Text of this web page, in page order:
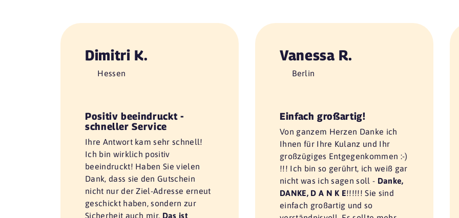
Dimitri K.
Hessen
Positiv beeindruckt -
schneller Service
Ihre Antwort kam sehr schnell!
Ich bin wirklich positiv
beeindruckt! Haben Sie vielen
Dank, dass sie den Gutschein
nicht nur der Ziel-Adresse erneut
geschickt haben, sondern zur
Sicherheit auch mir. Das ist
Vanessa R.
Berlin
Einfach großartig!
Von ganzem Herzen Danke ich
Ihnen für Ihre Kulanz und Ihr
großzügiges Entgegenkommen :-)
!!! Ich bin so gerührt, ich weiß gar
nicht was ich sagen soll - Danke,
DANKE, D A N K E!!!!!! Sie sind
einfach großartig und so